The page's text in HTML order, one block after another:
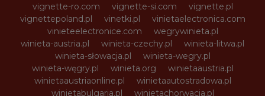
vignette-ro.com
vignette-si.com
vignette.pl
vignettepoland.pl
vinetki.pl
vinietaelectronica.com
vinieteelectronice.com
wegrywinieta.pl
winieta-austria.pl
winieta-czechy.pl
winieta-litwa.pl
winieta-słowacja.pl
winieta-wegry.pl
winieta-węgry.pl
winieta.org
winietaaustria.pl
winietaaustriaonline.pl
winietaautostradowa.pl
winietabulgaria.pl
winietachorwacja.pl